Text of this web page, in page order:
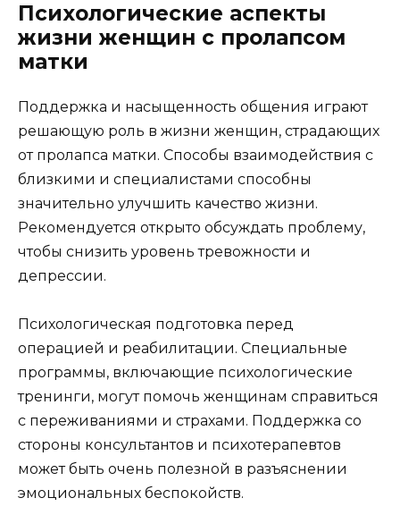
Психологические аспекты
жизни женщин с пролапсом
матки
Поддержка и насыщенность общения играют
решающую роль в жизни женщин, страдающих
от пролапса матки. Способы взаимодействия с
близкими и специалистами способны
значительно улучшить качество жизни.
Рекомендуется открыто обсуждать проблему,
чтобы снизить уровень тревожности и
депрессии.
Психологическая подготовка перед
операцией и реабилитации. Специальные
программы, включающие психологические
тренинги, могут помочь женщинам справиться
с переживаниями и страхами. Поддержка со
стороны консультантов и психотерапевтов
может быть очень полезной в разъяснении
эмоциональных беспокойств.